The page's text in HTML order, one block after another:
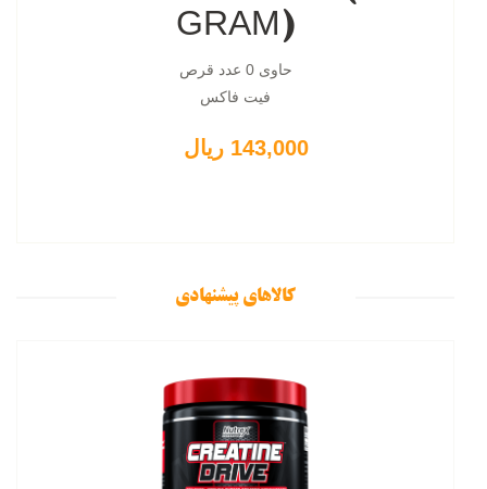
GRAM)
حاوی 0 عدد قرص
فیت فاکس
143,000 ریال
کالاهای پیشنهادی